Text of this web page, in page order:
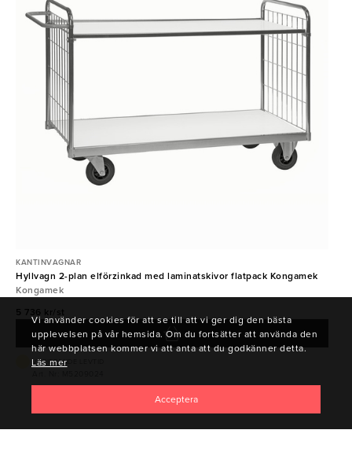
KANTINVAGNAR
Hyllvagn 2-plan elförzinkad med laminatskivor flatpack Kongamek
Kongamek
5 736 kr/st
VARIERANDE LEVTID
Vi använder cookies för att se till att vi ger dig den bästa
upplevelsen på vår hemsida. Om du fortsätter att använda den
här webbplatsen kommer vi att anta att du godkänner detta.
Läs mer
Acceptera